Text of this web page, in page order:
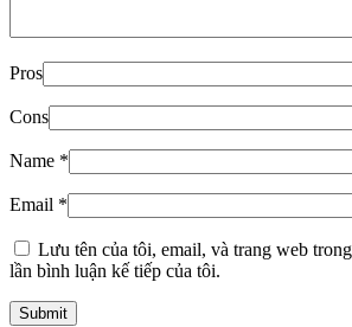
Pros
Cons
Name *
Email *
Lưu tên của tôi, email, và trang web
lần bình luận kế tiếp của tôi.